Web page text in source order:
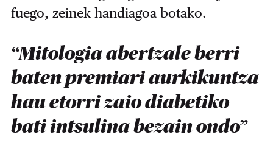
fuego, zeinek handiagoa botako.
“Mitologia abertzale berri
baten premiari aurkikuntza
hau etorri zaio diabetiko
bati intsulina bezain ondo”